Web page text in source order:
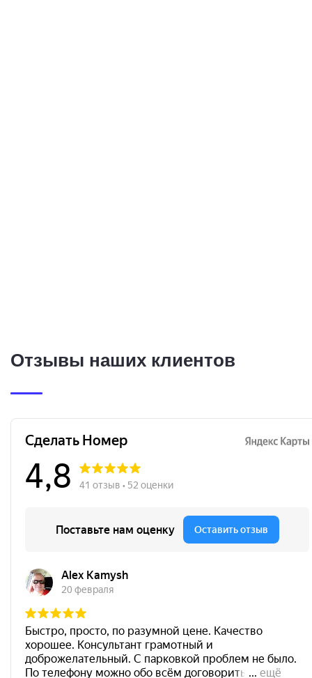
Отзывы наших клиентов